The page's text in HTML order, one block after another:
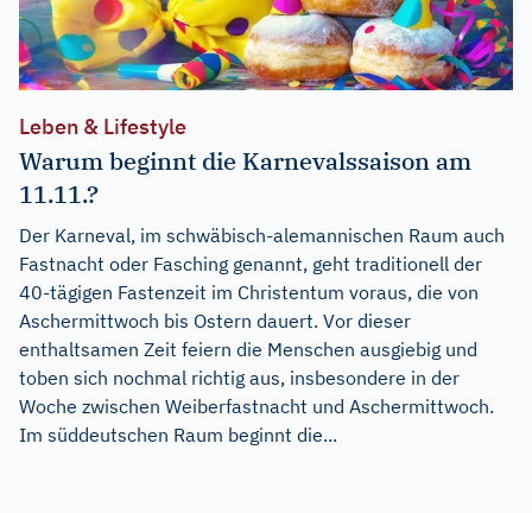
Leben & Lifestyle
Warum beginnt die Karnevalssaison am
11.11.?
Der Karneval, im schwäbisch-alemannischen Raum auch
Fastnacht oder Fasching genannt, geht traditionell der
40-tägigen Fastenzeit im Christentum voraus, die von
Aschermittwoch bis Ostern dauert. Vor dieser
enthaltsamen Zeit feiern die Menschen ausgiebig und
toben sich nochmal richtig aus, insbesondere in der
Woche zwischen Weiberfastnacht und Aschermittwoch.
Im süddeutschen Raum beginnt die...